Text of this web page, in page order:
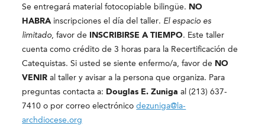
Se entregará material fotocopiable bilingüe. NO
HABRA inscripciones el día del taller. El espacio es
limitado , favor de INSCRIBIRSE A TIEMPO. Este taller
cuenta como crédito de 3 horas para la Recertificación de
Catequistas. Si usted se siente enfermo/a, favor de NO
VENIR al taller y avisar a la persona que organiza. Para
preguntas contacta a: Douglas E. Zunigaal (213) 637-
7410 o por correo electrónicodezuniga@la-
archdiocese.org